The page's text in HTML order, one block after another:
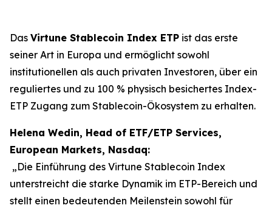
Das Virtune Stablecoin Index ETP ist das erste
seiner Art in Europa und ermöglicht sowohl
institutionellen als auch privaten Investoren, über ein
reguliertes und zu 100 % physisch besichertes Index-
ETP Zugang zum Stablecoin-Ökosystem zu erhalten.
Helena Wedin, Head of ETF/ETP Services,
European Markets, Nasdaq:
„Die Einführung des Virtune Stablecoin Index
unterstreicht die starke Dynamik im ETP-Bereich und
stellt einen bedeutenden Meilenstein sowohl für